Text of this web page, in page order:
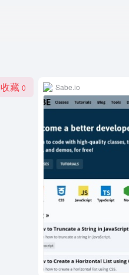
收藏 0 Sabe.io